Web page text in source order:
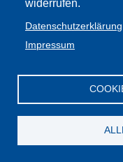
widerrufen.
Datenschutzerklärung
Impressum